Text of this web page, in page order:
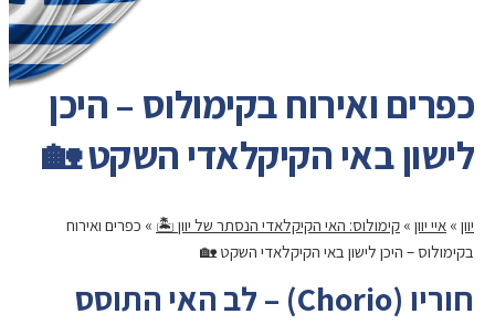
כפרים ואירוח בקימולוס – היכן
לישון באי הקיקלאדי השקט 🏡
יוון » איי יוון » קימולוס: האי הקיקלאדי הנסתר של יוון 🏝️ » כפרים ואירוח
בקימולוס – היכן לישון באי הקיקלאדי השקט 🏡
חוריו (Chorio) – לב האי התוסס